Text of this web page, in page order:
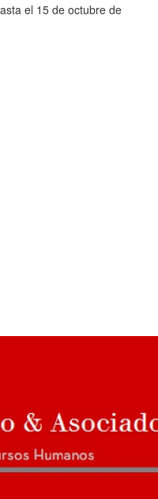
el 15 de octubre de